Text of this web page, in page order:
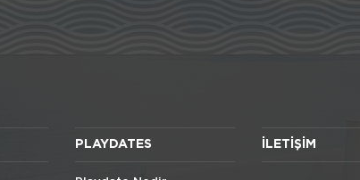
PLAYDATES İLETIŞIM